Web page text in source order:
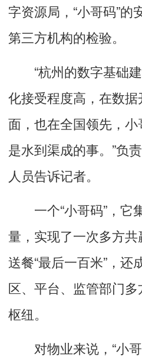
字资源局，“小哥码”的
第三方机构的检验。
“杭州的数字基础建
化接受程度高，在数
面，也在全国领先，
是水到渠成的事。”负
人员告诉记者。
一个“小哥码”，它
量，实现了一次多方
送餐“最后一百米”，还
区、平台、监管部门
枢纽。
对物业来说，“小哥